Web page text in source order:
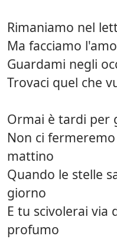
Rimaniamo nel
Ma facciamo
Guardami negli
Trovaci quel che
Ormai è tardi per
Non ci
mattino
Quando le stelle
giorno
E tu scivolerai via
profumo